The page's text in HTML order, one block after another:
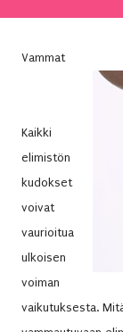
Vammat
Kaikki
elimistön
kudokset
voivat
vaurioitua
ulkoisen
voiman
vaikutuksesta.